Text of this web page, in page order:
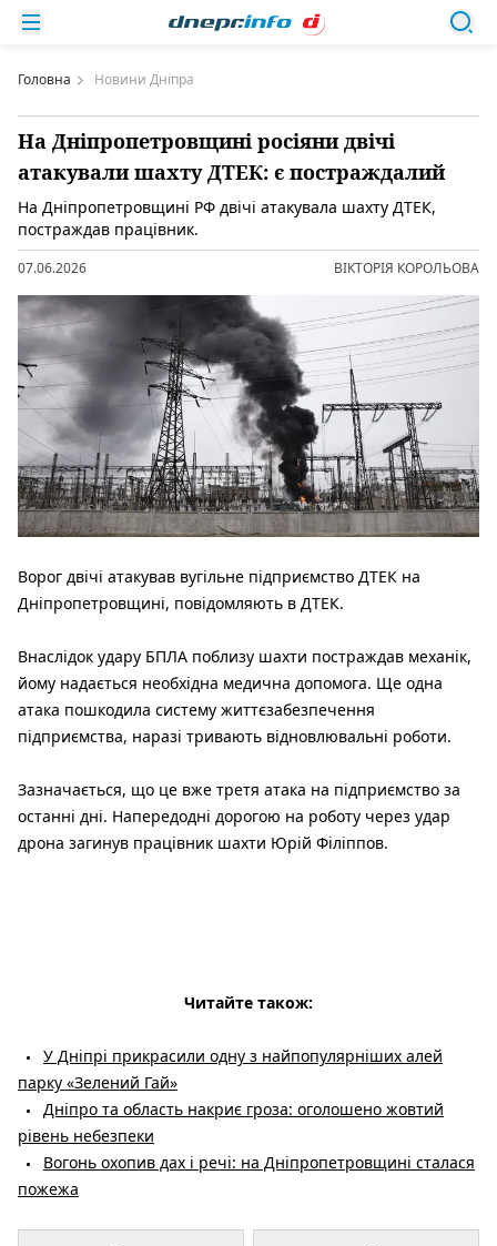
Головна Новини Дніпра
На Дніпропетровщині росіяни двічі
атакували шахту ДТЕК: є постраждалий
На Дніпропетровщині РФ двічі атакувала шахту ДТЕК,
постраждав працівник.
07.06.2026 ВІКТОРІЯ КОРОЛЬОВА
Ворог двічі атакував вугільне підприємство ДТЕК на
Дніпропетровщині, повідомляють в ДТЕК.
Внаслідок удару БПЛА поблизу шахти постраждав механік,
йому надається необхідна медична допомога. Ще одна
атака пошкодила систему життєзабезпечення
підприємства, наразі тривають відновлювальні роботи.
Зазначається, що це вже третя атака на підприємство за
останні дні. Напередодні дорогою на роботу через удар
дрона загинув працівник шахти Юрій Філіппов.
Читайте також:
У Дніпрі прикрасили одну з найпопулярніших алей
парку «Зелений Гай»
Дніпро та область накриє гроза: оголошено жовтий
рівень небезпеки
Вогонь охопив дах і речі: на Дніпропетровщині сталася
пожежа